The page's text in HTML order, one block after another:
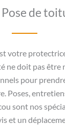
de
votre
ne doit pas être
pour
Poses,
sont nos
et un